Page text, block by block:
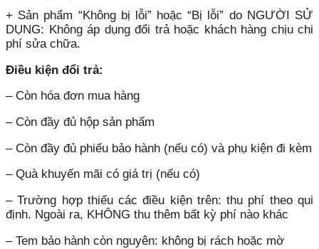
+ Sản phẩm “Không bị lỗi” hoặc “Bị lỗi” do NGƯỜI SỬ
DỤNG: Không áp dụng đổi trả hoặc khách hàng chịu chi
phí sửa chữa.
Điều kiện đổi trả:
– Còn hóa đơn mua hàng
– Còn đầy đủ hộp sản phẩm
– Còn đầy đủ phiếu bảo hành (nếu có) và phụ kiện đi kèm
– Quà khuyến mãi có giá trị (nếu có)
– Trường hợp thiếu các điều kiện trên: thu phí theo qui
định. Ngoài ra, KHÔNG thu thêm bất kỳ phí nào khác
– Tem bảo hành còn nguyên: không bị rách hoặc mờ